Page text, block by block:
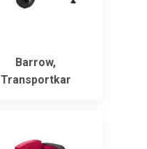
Barrow,
Transportkar